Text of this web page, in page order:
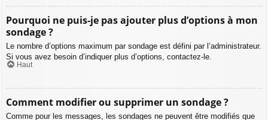
Pourquoi ne puis-je pas ajouter plus d’options à mon
sondage ?
Le nombre d’options maximum par sondage est défini par l’administrateur.
Si vous avez besoin d’indiquer plus d’options, contactez-le.
Haut
Comment modifier ou supprimer un sondage ?
Comme pour les messages, les sondages ne peuvent être modifiés que